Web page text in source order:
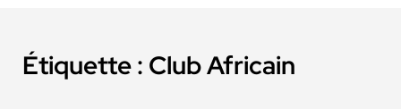
Étiquette : Club Africain